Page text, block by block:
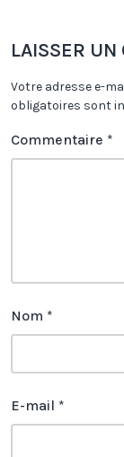
LAISSER
Votre adresse e-
obligatoires sont
Commentaire *
Nom *
E-mail *